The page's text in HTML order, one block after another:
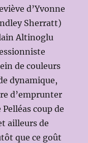
d’Yvonne
Sherratt)
Altinoglu
de couleurs
dynamique,
d’emprunter
coup de
ailleurs de
que ce goût